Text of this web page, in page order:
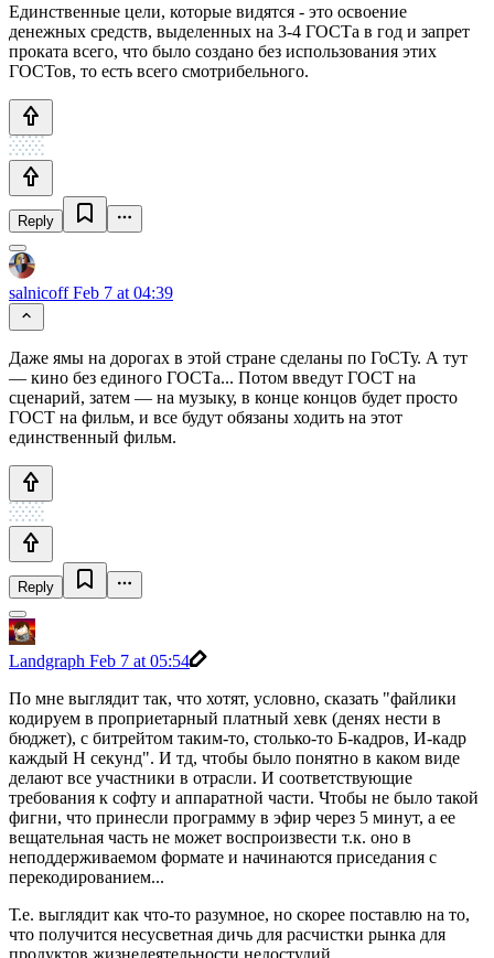
Единственные цели, которые видятся - это освоение
денежных средств, выделенных на 3-4 ГОСТа в год и запрет
проката всего, что было создано без использования этих
ГОСТов, то есть всего смотрибельного.
Reply
salnicoffFeb 7 at 04:39
Даже ямы на дорогах в этой стране сделаны по ГоСТу. А тут
— кино без единого ГОСТа... Потом введут ГОСТ на
сценарий, затем — на музыку, в конце концов будет просто
ГОСТ на фильм, и все будут обязаны ходить на этот
единственный фильм.
Reply
Landgraph Feb 7 at 05:54
По мне выглядит так, что хотят, условно, сказать "файлики
кодируем в проприетарный платный хевк (денях нести в
бюджет), с битрейтом таким-то, столько-то Б-кадров, И-кадр
каждый Н секунд". И тд, чтобы было понятно в каком виде
делают все участники в отрасли. И соответствующие
требования к софту и аппаратной части. Чтобы не было такой
фигни, что принесли программу в эфир через 5 минут, а ее
вещательная часть не может воспроизвести т.к. оно в
неподдерживаемом формате и начинаются приседания с
перекодированием...
Т.е. выглядит как что-то разумное, но скорее поставлю на то,
что получится несусветная дичь для расчистки рынка для
продуктов жизнедеятельности недостудий.